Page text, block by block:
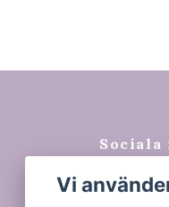
Sociala
Facebook
Vi